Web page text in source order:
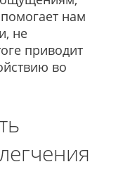
нам
не
приводит
во